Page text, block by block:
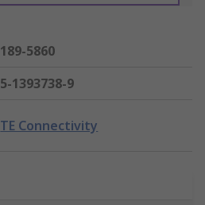
189-5860
5-1393738-9
TE Connectivity